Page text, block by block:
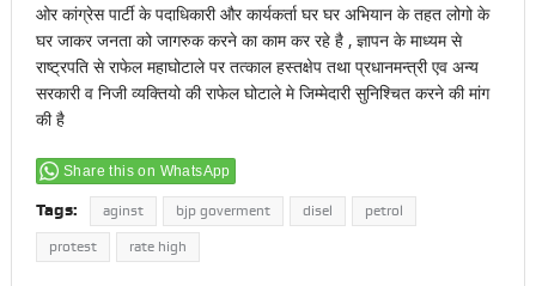
ओर कांग्रेस पार्टी के पदाधिकारी और कार्यकर्ता घर घर अभियान के तहत लोगो के
घर जाकर जनता को जागरुक करने का काम कर रहे है , ज्ञापन के माध्यम से
राष्ट्रपति से राफेल महाघोटाले पर तत्काल हस्तक्षेप तथा प्रधानमन्त्री एव अन्य
सरकारी व निजी व्यक्तियो की राफेल घोटाले मे जिम्मेदारी सुनिश्चित करने की मांग
की है
Share this on WhatsApp
Tags: aginst bjp goverment disel petrol
protest rate high